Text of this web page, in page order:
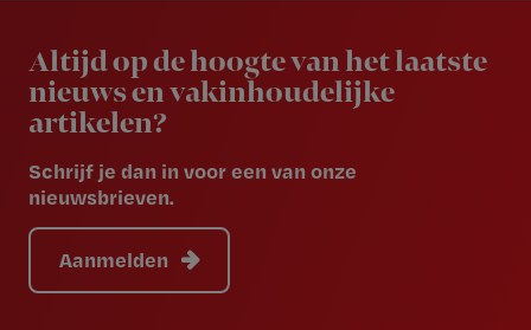
Altijd op de hoogte van het laatste
nieuws en vakinhoudelijke
artikelen?
Schrijf je dan in voor een van onze
nieuwsbrieven.
Aanmelden